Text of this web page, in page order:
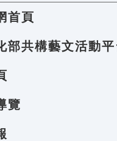
首頁
部共構藝文活動
覽